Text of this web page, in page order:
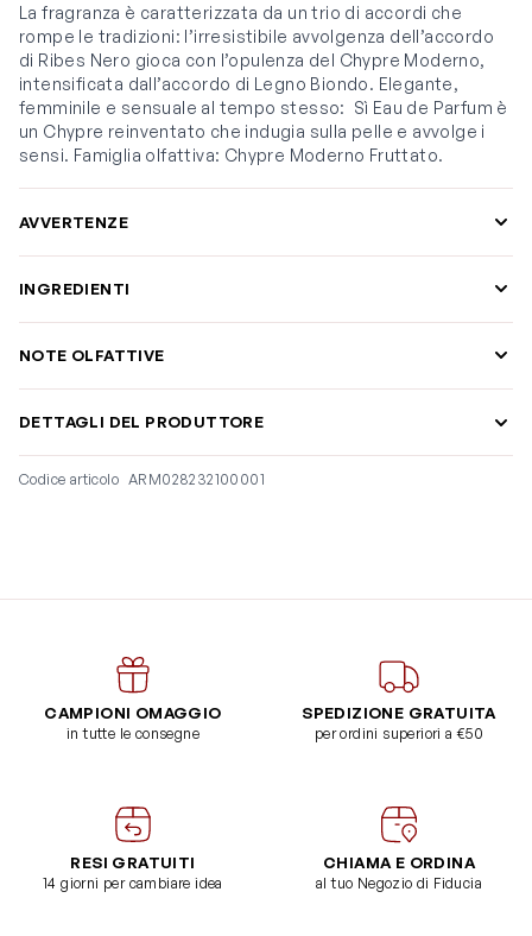
La fragranza è caratterizzata da un trio di accordi che
rompe le tradizioni: l’irresistibile avvolgenza dell’accordo
di Ribes Nero gioca con l’opulenza del Chypre Moderno,
intensificata dall’accordo di Legno Biondo. Elegante,
femminile e sensuale al tempo stesso: Sì Eau de Parfum è
un Chypre reinventato che indugia sulla pelle e avvolge i
sensi. Famiglia olfattiva: Chypre Moderno Fruttato.
AVVERTENZE
INGREDIENTI
NOTE OLFATTIVE
DETTAGLI DEL PRODUTTORE
Codice articolo ARM028232100001
CAMPIONI OMAGGIO
in tutte le consegne
SPEDIZIONE GRATUITA
per ordini superiori a €50
RESI GRATUITI
14 giorni per cambiare idea
CHIAMA E ORDINA
al tuo Negozio di Fiducia